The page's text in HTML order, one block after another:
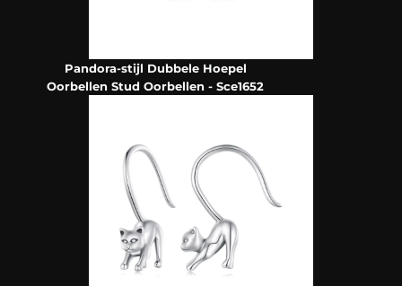
Pandora-stijl Dubbele Hoepel
Oorbellen Stud Oorbellen - Sce1652